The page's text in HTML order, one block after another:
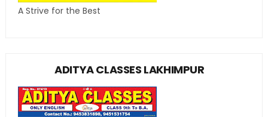
A Strive for the Best
ADITYA CLASSES LAKHIMPUR